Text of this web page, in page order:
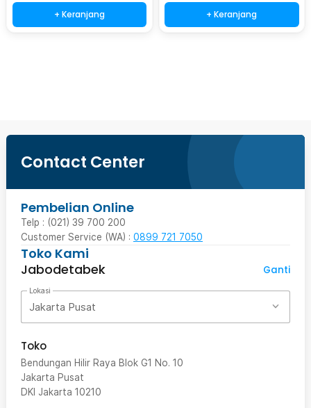
+ Keranjang + Keranjang
Contact Center
Pembelian Online
Telp : (021) 39 700 200
Customer Service (WA) : 0899 721 7050
Toko Kami
Jabodetabek
Ganti
Lokasi
Jakarta Pusat
Toko
Bendungan Hilir Raya Blok G1 No. 10
Jakarta Pusat
DKI Jakarta 10210